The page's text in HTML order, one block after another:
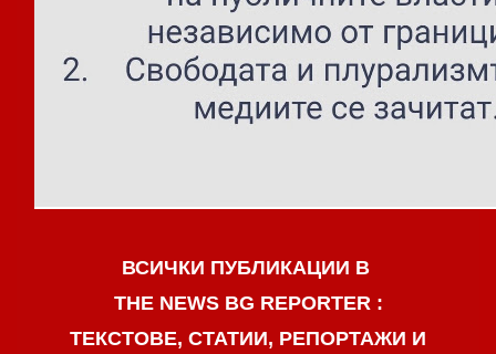
ВСИЧКИ ПУБЛИКАЦИИ В
THE NEWS BG REPORTER :
ТЕКСТОВЕ, СТАТИИ, РЕПОРТАЖИ И